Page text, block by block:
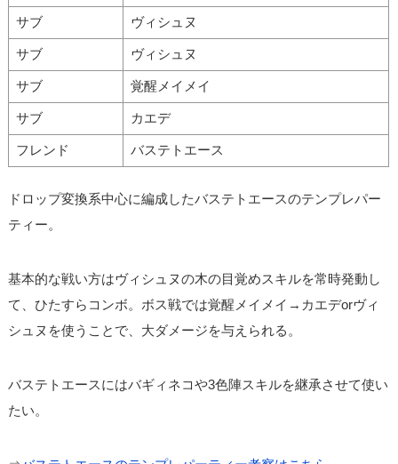
サブ ヴィシュヌ
サブ ヴィシュヌ
サブ 覚醒メイメイ
サブ カエデ
フレンド バステトエース
ドロップ変換系中心に編成したバステトエースのテンプレパー
ティー。
基本的な戦い方はヴィシュヌの木の目覚めスキルを常時発動し
て、ひたすらコンボ。ボス戦では覚醒メイメイ→カエデorヴィ
シュヌを使うことで、大ダメージを与えられる。
バステトエースにはバギィネコや3色陣スキルを継承させて使い
たい。